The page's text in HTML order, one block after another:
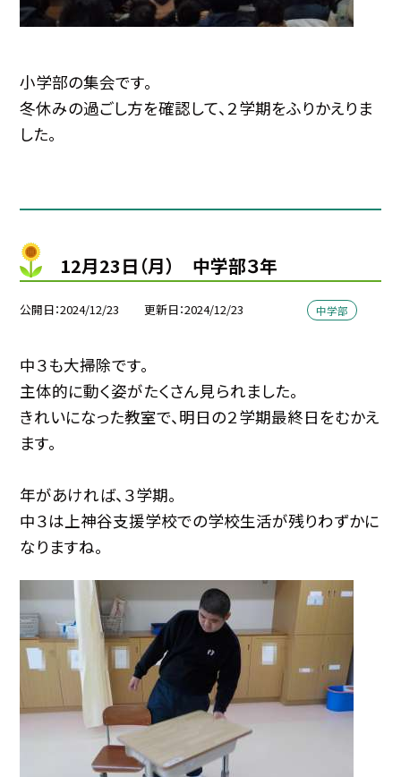
小学部の集会です。
冬休みの過ごし方を確認して、２学期をふりかえりま
した。
12月23日（月） 中学部３年
公開日 2024/12/23 更新日 2024/12/23 中学部
中３も大掃除です。
主体的に動く姿がたくさん見られました。
きれいになった教室で、明日の２学期最終日をむかえ
ます。
年があければ、３学期。
中３は上神谷支援学校での学校生活が残りわずかに
なりますね。